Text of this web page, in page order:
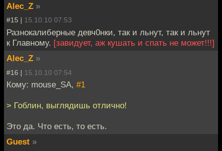
Alec_Z »
#15 | 15.10.10 07:53
Разнокалиберные девч0нки, так и льнут, так и льнут
к Главному. [завидует, аж кушать и спать не может!!!]
Alec_Z »
#16 | 15.10.10 07:54
Кому: mouse_SA, #1
> Гоблин, выглядишь отлично!
Это да. Что есть, то есть.
Guest »